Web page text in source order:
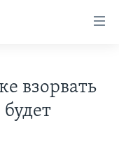
взорвать